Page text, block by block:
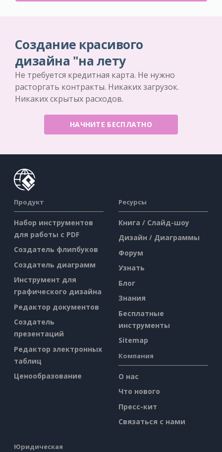
Создание красивого
дизайна "на лету
Не требуется кредитная карта. Не нужно
расторгать контракты. Никаких загрузок.
Никаких скрытых расходов.
НАЧНИТЕ БЕСПЛАТНО
Продукт
Набор инструментов
для работы с PDF
Создатель флипбуков
Создатель диаграмм
Инструмент для
графического дизайна
Редактор документов
Создатель
презентаций
Редактор электронных
таблиц
Ценообразование
Ресурсы
Книга / Слайд-шоу
Дизайн / Диаграммы
Форум
Узнать
Блог
Знания
Бесплатные
инструменты
Sitemap
Компания
О нас
Что нового
Пресс-кит
Связаться с нами
Юридическая